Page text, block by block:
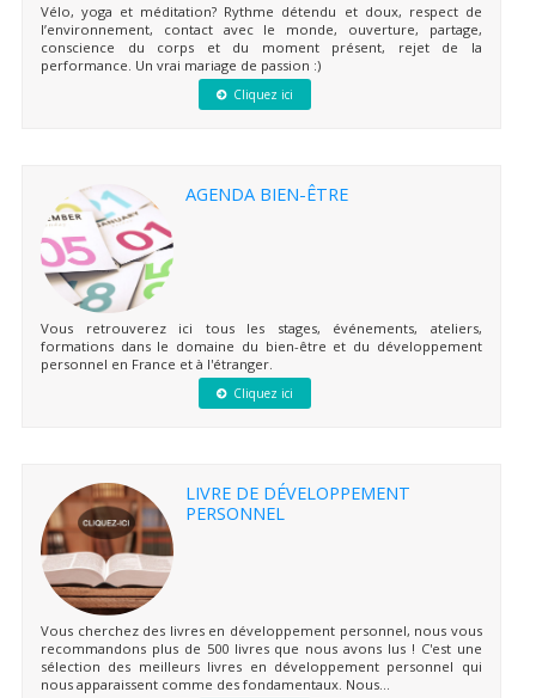
Vélo, yoga et méditation? Rythme détendu et doux, respect de
l’environnement, contact avec le monde, ouverture, partage,
conscience du corps et du moment présent, rejet de la
performance. Un vrai mariage de passion :)
Cliquez ici
AGENDA BIEN-ÊTRE
Vous retrouverez ici tous les stages, événements, ateliers,
formations dans le domaine du bien-être et du développement
personnel en France et à l'étranger.
Cliquez ici
LIVRE DE DÉVELOPPEMENT
PERSONNEL
Vous cherchez des livres en développement personnel, nous vous
recommandons plus de 500 livres que nous avons lus ! C'est une
sélection des meilleurs livres en développement personnel qui
nous apparaissent comme des fondamentaux. Nous...